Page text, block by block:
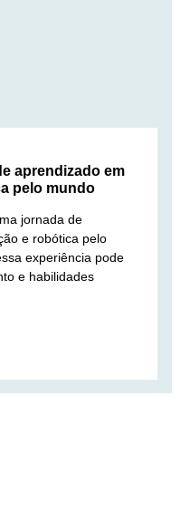
aprendizado em
pelo mundo
jornada de
e robótica pelo
experiência pode
e habilidades